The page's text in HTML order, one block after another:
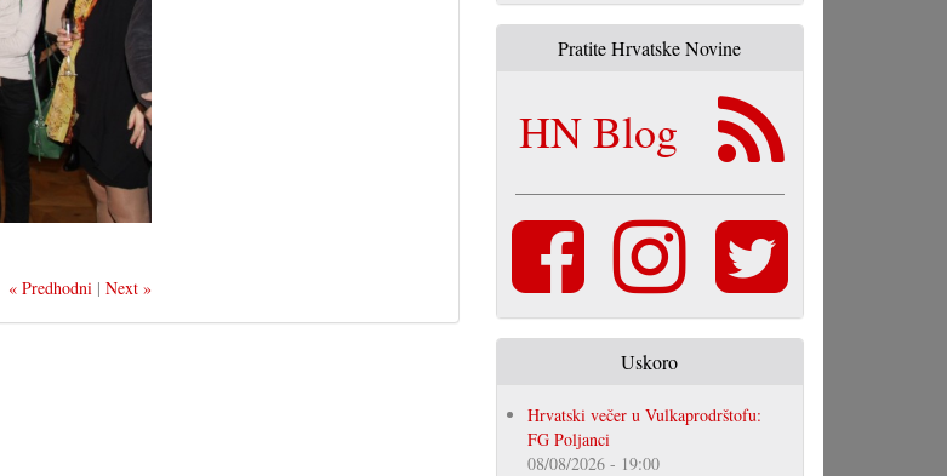
« Predhodni |Next »
Pratite Hrvatske Novine
HN Blog
Uskoro
Hrvatski večer u Vulkaprodrštofu:
FG Poljanci
08/08/2026 - 19:00